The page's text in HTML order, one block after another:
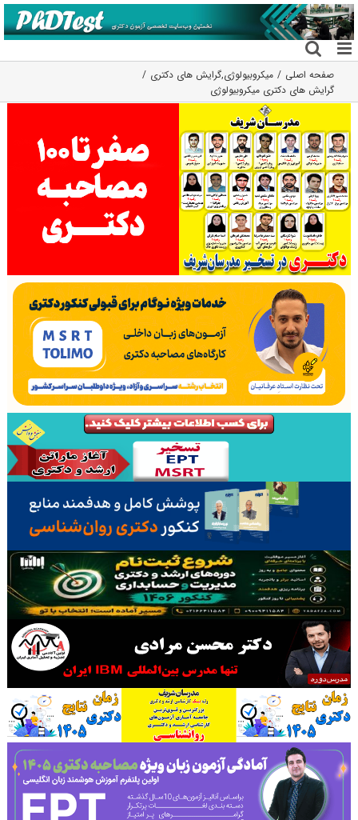
رفتن
به
محتوا
صفحه اصلی میکروبیولوژی,گرایش های دکتری
گرایش های دکتری ﻣﻴﻜﺮوﺑﻴﻮﻟﻮژی